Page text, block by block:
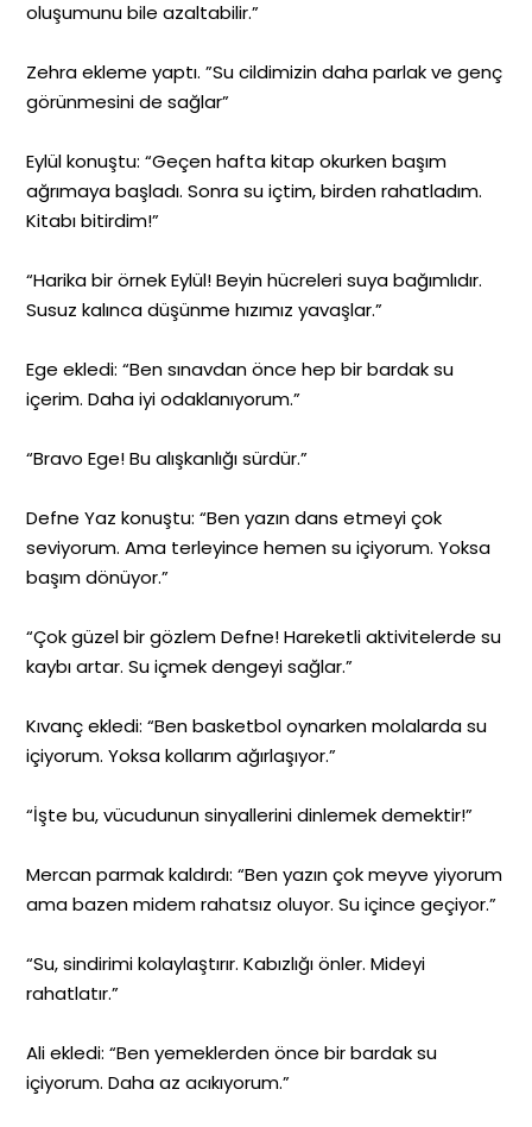
oluşumunu bile azaltabilir.”
Zehra ekleme yaptı. ”Su cildimizin daha parlak ve genç
görünmesini de sağlar”
Eylül konuştu: “Geçen hafta kitap okurken başım
ağrımaya başladı. Sonra su içtim, birden rahatladım.
Kitabı bitirdim!”
“Harika bir örnek Eylül! Beyin hücreleri suya bağımlıdır.
Susuz kalınca düşünme hızımız yavaşlar.”
Ege ekledi: “Ben sınavdan önce hep bir bardak su
içerim. Daha iyi odaklanıyorum.”
“Bravo Ege! Bu alışkanlığı sürdür.”
Defne Yaz konuştu: “Ben yazın dans etmeyi çok
seviyorum. Ama terleyince hemen su içiyorum. Yoksa
başım dönüyor.”
“Çok güzel bir gözlem Defne! Hareketli aktivitelerde su
kaybı artar. Su içmek dengeyi sağlar.”
Kıvanç ekledi: “Ben basketbol oynarken molalarda su
içiyorum. Yoksa kollarım ağırlaşıyor.”
“İşte bu, vücudunun sinyallerini dinlemek demektir!”
Mercan parmak kaldırdı: “Ben yazın çok meyve yiyorum
ama bazen midem rahatsız oluyor. Su içince geçiyor.”
“Su, sindirimi kolaylaştırır. Kabızlığı önler. Mideyi
rahatlatır.”
Ali ekledi: “Ben yemeklerden önce bir bardak su
içiyorum. Daha az acıkıyorum.”